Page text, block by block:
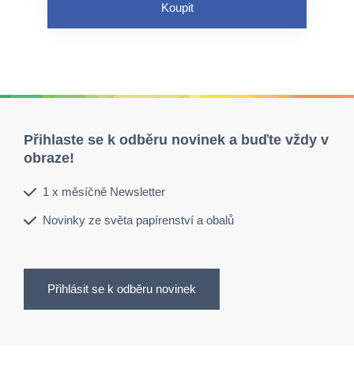
Koupit
Přihlaste se k odběru novinek a buďte vždy v
obraze!
1 x měsíčně Newsletter
Novinky ze světa papírenství a obalů
Přihlásit se k odběru novinek